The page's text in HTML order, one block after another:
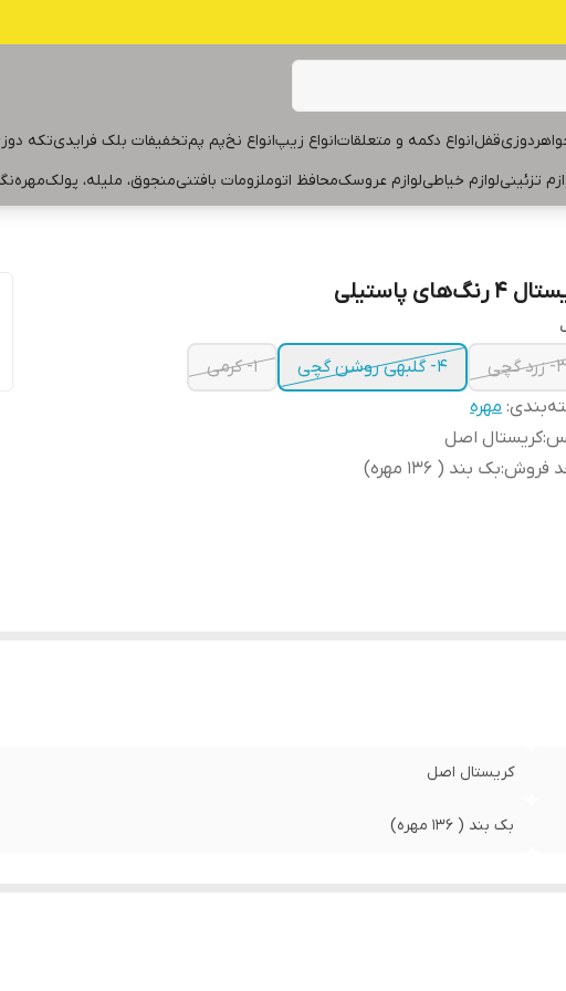
قفلانواع دکمه و متعلقاتانواع زیپانواع نخپم پمتخفیفات بلک فرایدیتکه
تزئینیلوازم خیاطیلوازم عروسکمحافظ اتوملزومات بافتنیمنجوق، ملیله، پولکمهره
رنگ‌های پاستیلی
۳- زرد گچی
۴- گلبهی روشن گچی
۱- کرمی
: مهره
:کریستال اصل
فروش:بک بند ( ۱۳۶ مهره)
کریستال اصل
بک بند ( ۱۳۶ مهره)